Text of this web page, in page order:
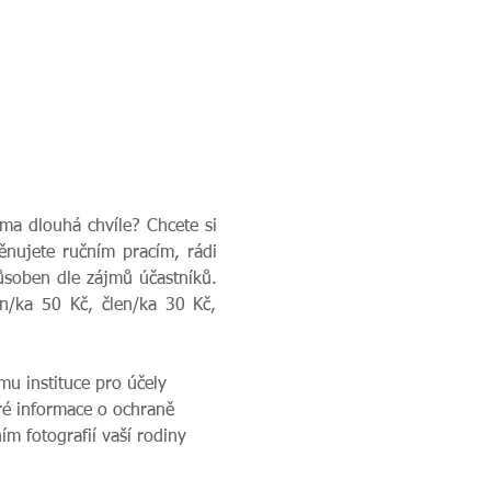
dlouhá chvíle? Chcete si
ručním pracím, rádi
dle zájmů účastníků.
ka 50 Kč, člen/ka 30 Kč,
instituce pro účely
informace o ochraně
fotografií vaší rodiny